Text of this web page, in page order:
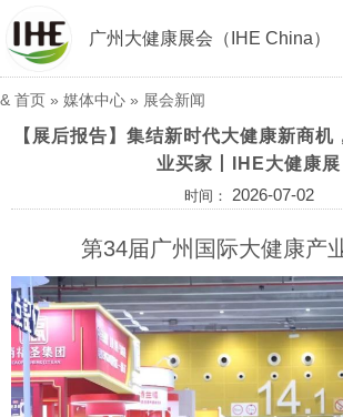
广州大健康展会（IHE China）
& 首页 » 媒体中心 » 展会新闻
【展后报告】集结新时代大健康新商机
业买家丨IHE大健康展
时间： 2026-07-02
第34届广州国际大健康产